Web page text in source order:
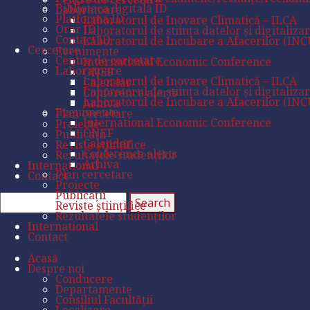
Laboratoare
Laboratorul de Inovare Climatică – ILCA
Laboratorul de știința datelor și
Laboratorul de Incubare a Afacerilor
Evenimente
International Economic Conference
ONEF
Calendar
Conference alerts
Arhiva
Plan cercetare
Proiecte
Publicații
Reviste științifice
Rezultatele studenților
International
Contact
Biblioteca digitală ID
Platforma ID
Orar ID
Contact ID
Cercetare
Centre de cercetare
Laboratoare
Laboratorul de Inovare Climatică – ILCA
Laboratorul de știința datelor și
Laboratorul de Incubare a Afacerilor
Evenimente
International Economic Conference
ONEF
Calendar
Conference alerts
Arhiva
Plan cercetare
Proiecte
Publicații
Reviste științifice
Rezultatele studenților
International
Contact
Acasă
Despre noi
Conducere
Departamente
Consiliul Facultății